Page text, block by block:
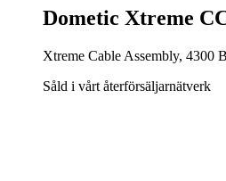
Dometic Xtreme
Xtreme Cable Assembly, 4300
Såld i vårt återförsäljarnätverk